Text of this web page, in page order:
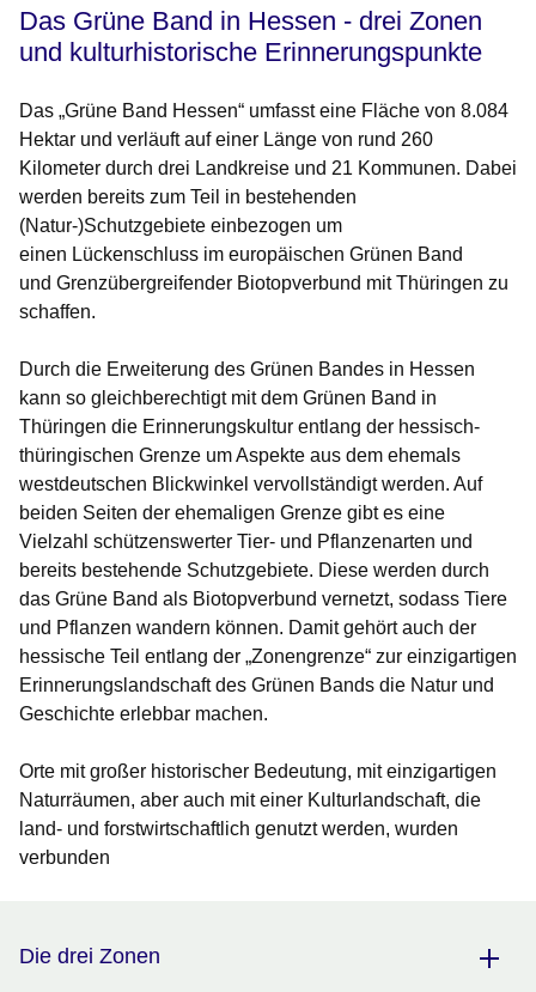
Das Grüne Band in Hessen - drei Zonen
und kulturhistorische Erinnerungspunkte
Das „Grüne Band Hessen“ umfasst eine Fläche von 8.084
Hektar und verläuft auf einer Länge von rund 260
Kilometer durch drei Landkreise und 21 Kommunen. Dabei
werden bereits zum Teil in bestehenden
(Natur-)Schutzgebiete einbezogen um
einen Lückenschluss im europäischen Grünen Band
und Grenzübergreifender Biotopverbund mit Thüringen zu
schaffen.
Durch die Erweiterung des Grünen Bandes in Hessen
kann so gleichberechtigt mit dem Grünen Band in
Thüringen die Erinnerungskultur entlang der hessisch-
thüringischen Grenze um Aspekte aus dem ehemals
westdeutschen Blickwinkel vervollständigt werden. Auf
beiden Seiten der ehemaligen Grenze gibt es eine
Vielzahl schützenswerter Tier- und Pflanzenarten und
bereits bestehende Schutzgebiete. Diese werden durch
das Grüne Band als Biotopverbund vernetzt, sodass Tiere
und Pflanzen wandern können. Damit gehört auch der
hessische Teil entlang der „Zonengrenze“ zur einzigartigen
Erinnerungslandschaft des Grünen Bands die Natur und
Geschichte erlebbar machen.
Orte mit großer historischer Bedeutung, mit einzigartigen
Naturräumen, aber auch mit einer Kulturlandschaft, die
land- und forstwirtschaftlich genutzt werden, wurden
verbunden
Die drei Zonen